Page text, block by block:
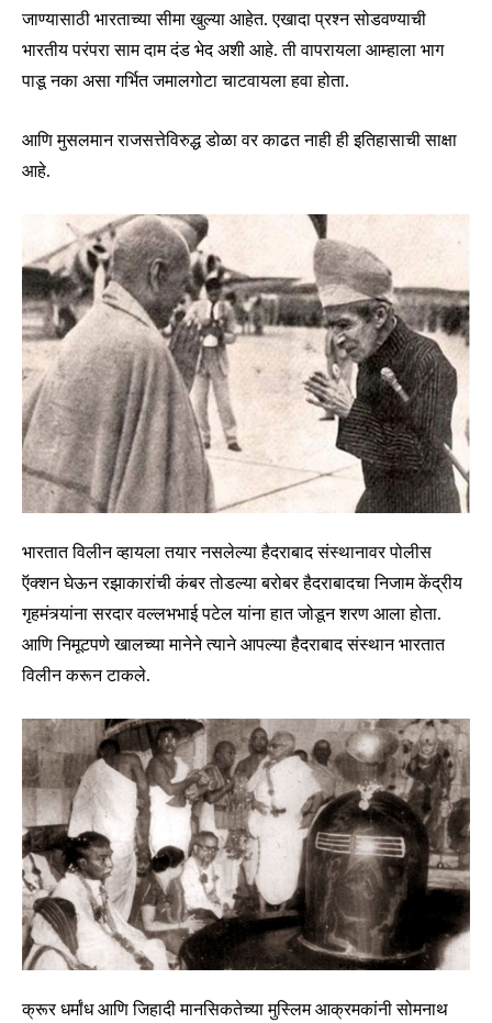
जाण्यासाठी भारताच्या सीमा खुल्या आहेत. एखादा प्रश्न सोडवण्याची
भारतीय परंपरा साम दाम दंड भेद अशी आहे. ती वापरायला आम्हाला भाग
पाडू नका असा गर्भित जमालगोटा चाटवायला हवा होता.
आणि मुसलमान राजसत्तेविरुद्ध डोळा वर काढत नाही ही इतिहासाची साक्षा
आहे.
भारतात विलीन व्हायला तयार नसलेल्या हैदराबाद संस्थानावर पोलीस
ऍक्शन घेऊन रझाकारांची कंबर तोडल्या बरोबर हैदराबादचा निजाम केंद्रीय
गृहमंत्र्यांना सरदार वल्लभभाई पटेल यांना हात जोडून शरण आला होता.
आणि निमूटपणे खालच्या मानेने त्याने आपल्या हैदराबाद संस्थान भारतात
विलीन करून टाकले.
क्रूर धर्मांध आणि जिहादी मानसिकतेच्या मुस्लिम आक्रमकांनी सोमनाथ